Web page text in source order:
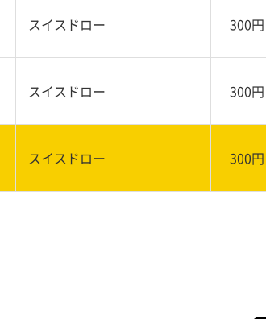
スイスドロー 300円
スイスドロー 300円
スイスドロー 300円